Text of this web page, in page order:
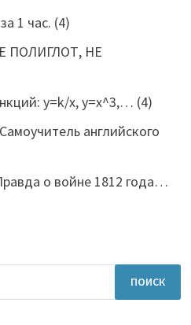
1 час. (4)
ПОЛИГЛОТ, НЕ
y=k/x, y=x^3,… (4)
английского
о войне 1812 года…